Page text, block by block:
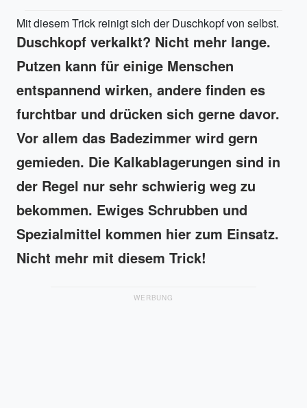
Mit diesem Trick reinigt sich der Duschkopf von selbst.
Duschkopf verkalkt? Nicht mehr lange.
Putzen kann für einige Menschen
entspannend wirken, andere finden es
furchtbar und drücken sich gerne davor.
Vor allem das Badezimmer wird gern
gemieden. Die Kalkablagerungen sind in
der Regel nur sehr schwierig weg zu
bekommen. Ewiges Schrubben und
Spezialmittel kommen hier zum Einsatz.
Nicht mehr mit diesem Trick!
WERBUNG